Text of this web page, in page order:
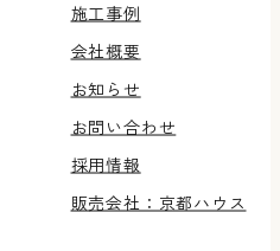
施工事例
会社概要
お知らせ
お問い合わせ
採用情報
販売会社：京都ハウス